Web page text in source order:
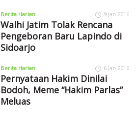
Berita Harian 9 Jan 2016
Walhi Jatim Tolak Rencana
Pengeboran Baru Lapindo di
Sidoarjo
Berita Harian 6 Jan 2016
Pernyataan Hakim Dinilai
Bodoh, Meme “Hakim Parlas”
Meluas